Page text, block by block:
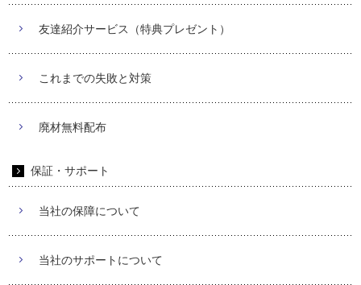
友達紹介サービス（特典プレゼント）
これまでの失敗と対策
廃材無料配布
保証・サポート
当社の保障について
当社のサポートについて